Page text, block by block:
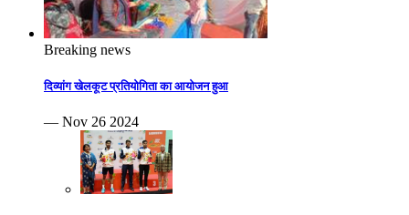
Breaking news
दिव्यांग खेलकूट प्रतियोगिता का आयोजन हुआ
— Nov 26 2024